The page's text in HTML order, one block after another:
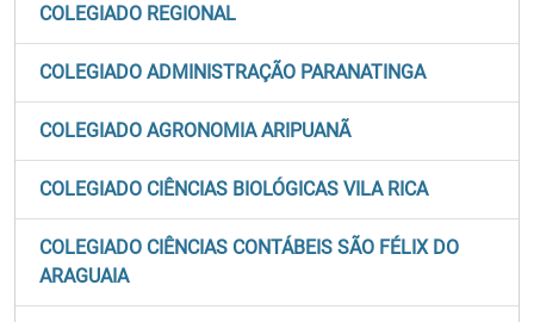
COLEGIADO REGIONAL
COLEGIADO ADMINISTRAÇÃO PARANATINGA
COLEGIADO AGRONOMIA ARIPUANÃ
COLEGIADO CIÊNCIAS BIOLÓGICAS VILA RICA
COLEGIADO CIÊNCIAS CONTÁBEIS SÃO FÉLIX DO
ARAGUAIA